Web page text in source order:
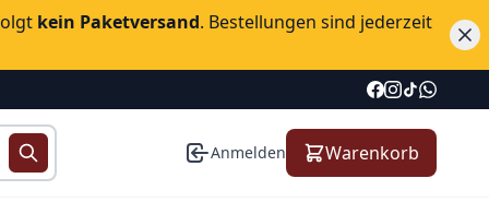
kein Paketversand. Bestellungen sind jederzeit
Anmelden Warenkorb